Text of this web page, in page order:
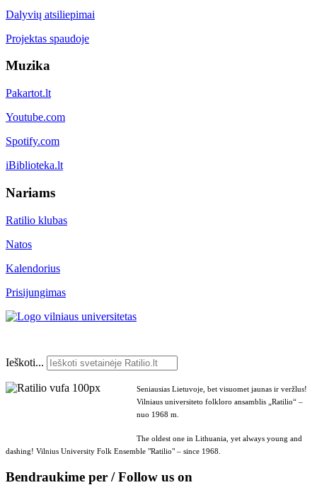
Dalyvių atsiliepimai
Projektas spaudoje
Muzika
Pakartot.lt
Youtube.com
Spotify.com
iBiblioteka.lt
Nariams
Ratilio klubas
Natos
Kalendorius
Prisijungimas
Ieškoti...
Seniausias Lietuvoje, bet visuomet jaunas ir veržlus!
Vilniaus universiteto folkloro ansamblis „Ratilio“ –
nuo 1968 m.
The oldest one in Lithuania, yet always young and
dashing! Vilnius University Folk Ensemble "Ratilio" – since 1968.
Bendraukime per / Follow us on